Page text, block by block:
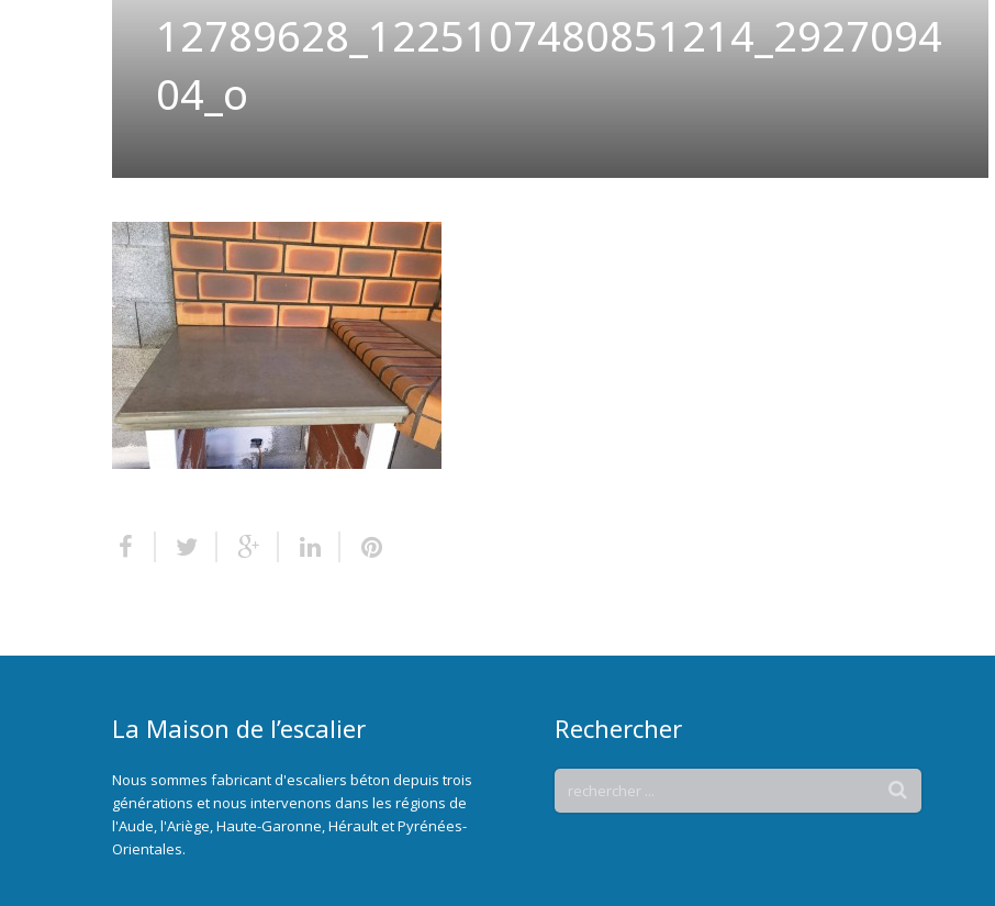
12789628_1225107480851214_2927094
04_o
La Maison de l’escalier
Nous sommes fabricant d'escaliers béton depuis trois
générations et nous intervenons dans les régions de
l'Aude, l'Ariège, Haute-Garonne, Hérault et Pyrénées-
Orientales.
Rechercher